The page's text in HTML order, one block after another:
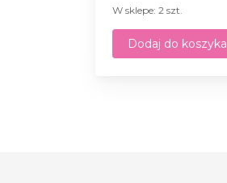
W sklepe: 2 szt.
Dodaj do koszyka